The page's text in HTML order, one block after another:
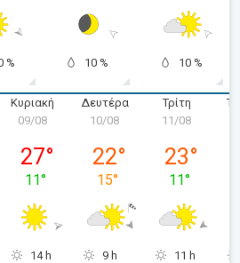
% 10 % 10 %
08/08
Κυριακή
Κυριακή 09/08
09/08
27°
11°
14 h
Δευτέρα
Δευτέρα 10/08
10/08
22°
15°
9 h
Τρίτη
11/08
23°
11°
11 h